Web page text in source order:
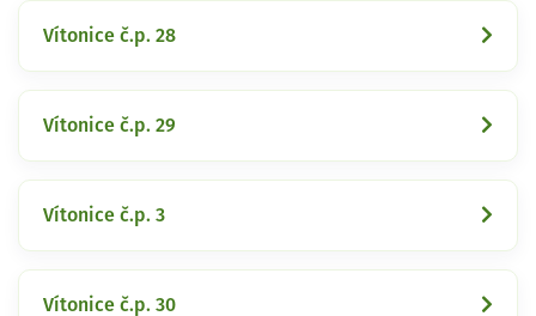
Vítonice č.p. 28
Vítonice č.p. 29
Vítonice č.p. 3
Vítonice č.p. 30